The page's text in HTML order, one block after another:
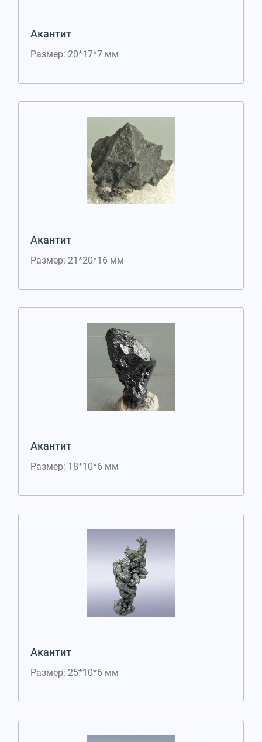
Акантит
Размер: 20*17*7 мм
Акантит
Размер: 21*20*16 мм
Акантит
Размер: 18*10*6 мм
Акантит
Размер: 25*10*6 мм